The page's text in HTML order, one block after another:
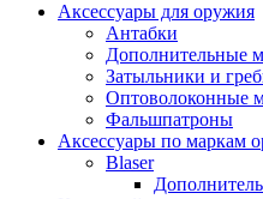
Аксессуары для оружия
Антабки
Дополнительные
Затыльники и
Оптоволоконные
Фальшпатроны
Аксессуары по маркам
Blaser